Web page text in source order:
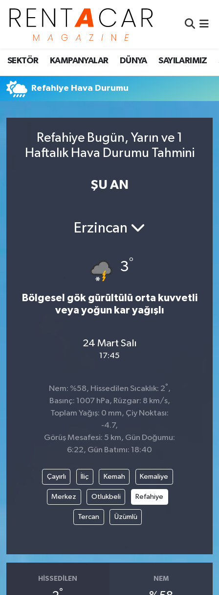
SEKTÖR KAMPANYALAR DÜNYA SAYILARIMIZ
Refahiye Hava Durumu
Refahiye Bugün, Yarın ve 1
Haftalık Hava Durumu Tahmini
ŞU AN
Erzincan
3°
Bölgesel gök gürültülü orta kuvvetli
veya yoğun kar yağışlı
24 Mart Salı
17:45
Nem: %58, Hissedilen Sıcaklık: 2° ,
Basınç: 1007 hPa, Rüzgar: 8 km/s,
Toplam Yağış: 0 mm, Çiy Noktası:
-4.7,
Görüş Mesafesi: 5 km, Gün Doğumu:
6:22, Gün Batımı: 18:40
Çayırlı İliç Kemah Kemaliye
Merkez Otlukbeli Refahiye
Tercan Üzümlü
HISSEDILEN
°
NEM
İstanbul Nöbetçi Eczaneler
İstanbul Hava Durumu
İstanbul Namaz Vakitleri
Süper Lig Puan Durumu ve Fikstür
Son Dakika Haberleri